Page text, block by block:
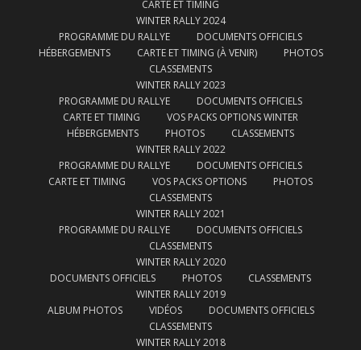
CARTE ET TIMING
WINTER RALLY 2024
PROGRAMME DU RALLYE
DOCUMENTS OFFICIELS
HÉBERGEMENTS
CARTE ET TIMING (À VENIR)
PHOTOS
CLASSEMENTS
WINTER RALLY 2023
PROGRAMME DU RALLYE
DOCUMENTS OFFICIELS
CARTE ET TIMING
VOS PACKS OPTIONS WINTER
HÉBERGEMENTS
PHOTOS
CLASSEMENTS
WINTER RALLY 2022
PROGRAMME DU RALLYE
DOCUMENTS OFFICIELS
CARTE ET TIMING
VOS PACKS OPTIONS
PHOTOS
CLASSEMENTS
WINTER RALLY 2021
PROGRAMME DU RALLYE
DOCUMENTS OFFICIELS
CLASSEMENTS
WINTER RALLY 2020
DOCUMENTS OFFICIELS
PHOTOS
CLASSEMENTS
WINTER RALLY 2019
ALBUM PHOTOS
VIDÉOS
DOCUMENTS OFFICIELS
CLASSEMENTS
WINTER RALLY 2018